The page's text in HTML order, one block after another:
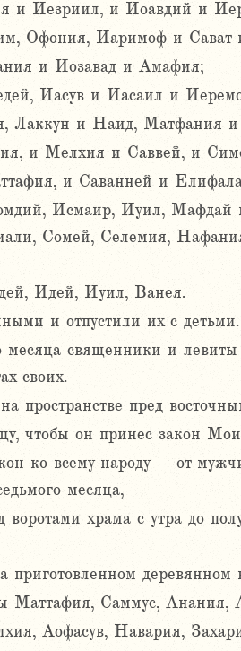
и Иезриил, и Иоавдий и
Офония, Иаримоф и Сават
и Иозавад и Амафия;
Иасув и Иасаил и
и Наид, Матфания
и Мелхия и Саввей, и
и Саванней и
Исмаир, Иуил, Мафдай
Сомей, Селемия,
Идей, Иуил, Ванея.
и отпустили их с детьми.
месяца священники и
своих.
пространстве пред
чтобы он принес закон
ко всему народу – от
месяца,
воротами храма с утра до
деревянном
Маттафия, Саммус,
Аофасув, Навария,